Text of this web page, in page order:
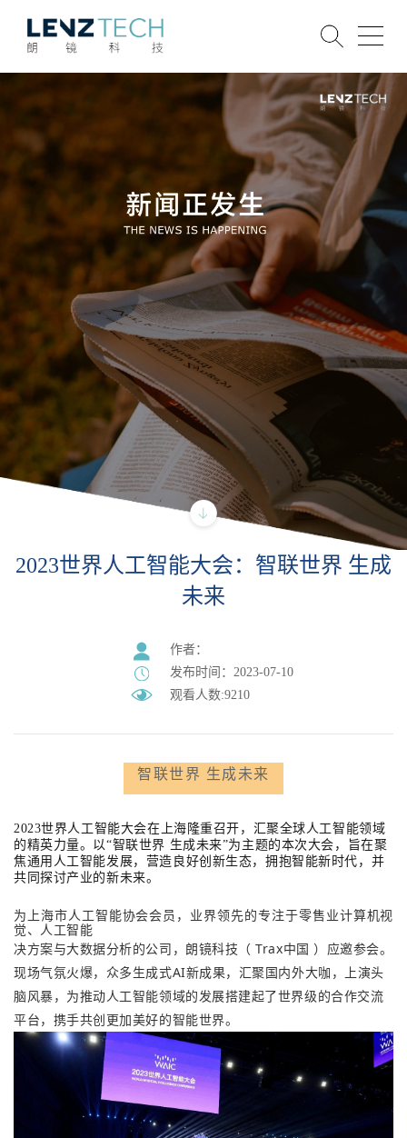
2023世界人工智能大会：智联世界 生成
未来
作者：
发布时间：2023-07-10
观看人数:9210
智联世界 生成未来
2023世界人工智能大会在上海隆重召开，汇聚全球人工智能领域
的精英力量。以“智联世界 生成未来”为主题的本次大会，旨在聚
焦通用人工智能发展，营造良好创新生态，拥抱智能新时代，并
共同探讨产业的新未来。
为上海市人工智能协会会员，业界领先的专注于零售业计算机视
觉、人工智能
决方案与大数据分析的公司，朗镜科技（ Trax中国 ）应邀参会。
现场气氛火爆， 众多生成式AI新成果，汇聚国内外大咖，上演头
脑风暴，为推动人工智能领域的发展搭建起了世界级的合作交流
平台，携手共创更加美好的智能世界。